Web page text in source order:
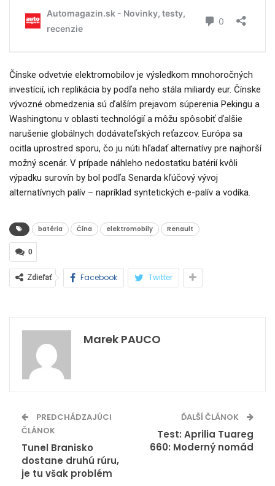
Čínske odvetvie elektromobilov je výsledkom mnohoročných
investícií, ich replikácia by podľa neho stála miliardy eur. Čínske
vývozné obmedzenia sú ďalším prejavom súperenia Pekingu a
Washingtonu v oblasti technológií a môžu spôsobiť ďalšie
narušenie globálnych dodávateľských reťazcov. Európa sa
ocitla uprostred sporu, čo ju núti hľadať alternatívy pre najhorší
možný scenár. V prípade náhleho nedostatku batérií kvôli
výpadku surovín by bol podľa Senarda kľúčový vývoj
alternatívnych palív – napríklad syntetických e-palív a vodíka.
batéria Čína elektromobily Renault
0
Zdieľať Facebook Twitter
Marek PAUCO
PREDCHÁDZAJÚCI
ČLÁNOK
Tunel Branisko
dostane druhú rúru,
je tu však problém
ĎALŠÍ ČLÁNOK
Test: Aprilia Tuareg
660: Moderný nomád